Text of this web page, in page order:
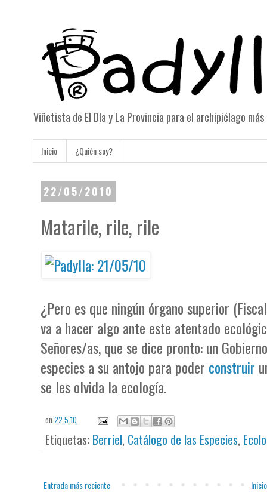
Viñetista de El Día y La Provincia para el archipiélago
Inicio ¿Quién soy?
22/05/2010
Matarile, rile, rile
¿Pero es que ningún órgano superior
va a hacer algo ante este atentado
Señores/as, que se dice pronto: un
especies a su antojo para poder construir
se les olvida la ecología.
on22.5.10
Etiquetas: Berriel, Catálogo de las Especies,
Entrada más reciente Inicio